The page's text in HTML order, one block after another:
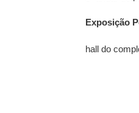
Exposição
hall do